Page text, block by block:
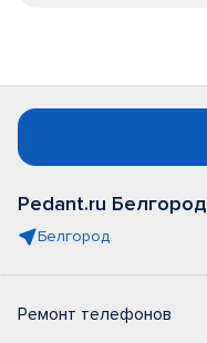
Pedant.ru Белгород
Белгород
Ремонт телефонов